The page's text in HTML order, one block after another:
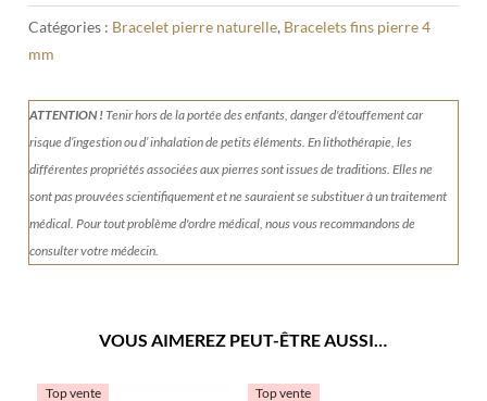
Catégories : Bracelet pierre naturelle, Bracelets fins pierre 4
mm
ATTENTION !Tenirhors de la portée des enfants, danger d'étouffement car
risque d’ingestion ou d’ inhalation de petits éléments.En lithothérapie, les
différentes propriétés associées aux pierres sont issues de traditions. Elles ne
sont pas prouvées scientifiquement et ne sauraient se substituer à un traitement
médical. Pour tout problème d'ordre médical, nous vous recommandons de
consulter votre médecin.
VOUS AIMEREZ PEUT-ÊTRE AUSSI…
Top vente Top vente